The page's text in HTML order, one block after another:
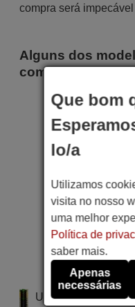
compra será
Alguns dos
comando são
Luxor
Luxor
Luxor
Luxor
Luxor
Luxor
Luxor
Luxor
Luxor
Utiliza 2 pilhas do
Que bom
lo/a
Utilizamos
visita no nosso
uma melhor
Política de
saber mais.
Apenas
necessárias